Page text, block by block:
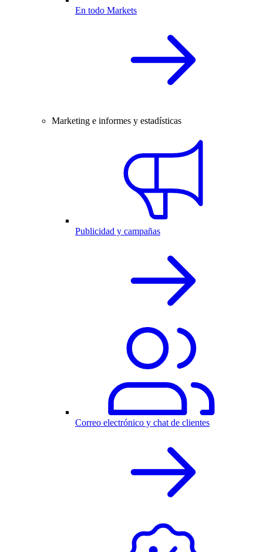
En todo Markets
Marketing e informes y estadísticas
Publicidad y campañas
Correo electrónico y chat de clientes